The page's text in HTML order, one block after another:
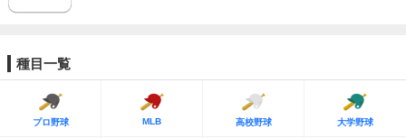
種目一覧
プロ野球 MLB 高校野球 大学野球